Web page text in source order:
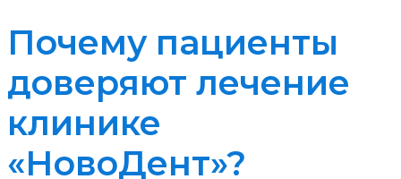
Почему пациенты
доверяют лечение
клинике
«НовоДент»?